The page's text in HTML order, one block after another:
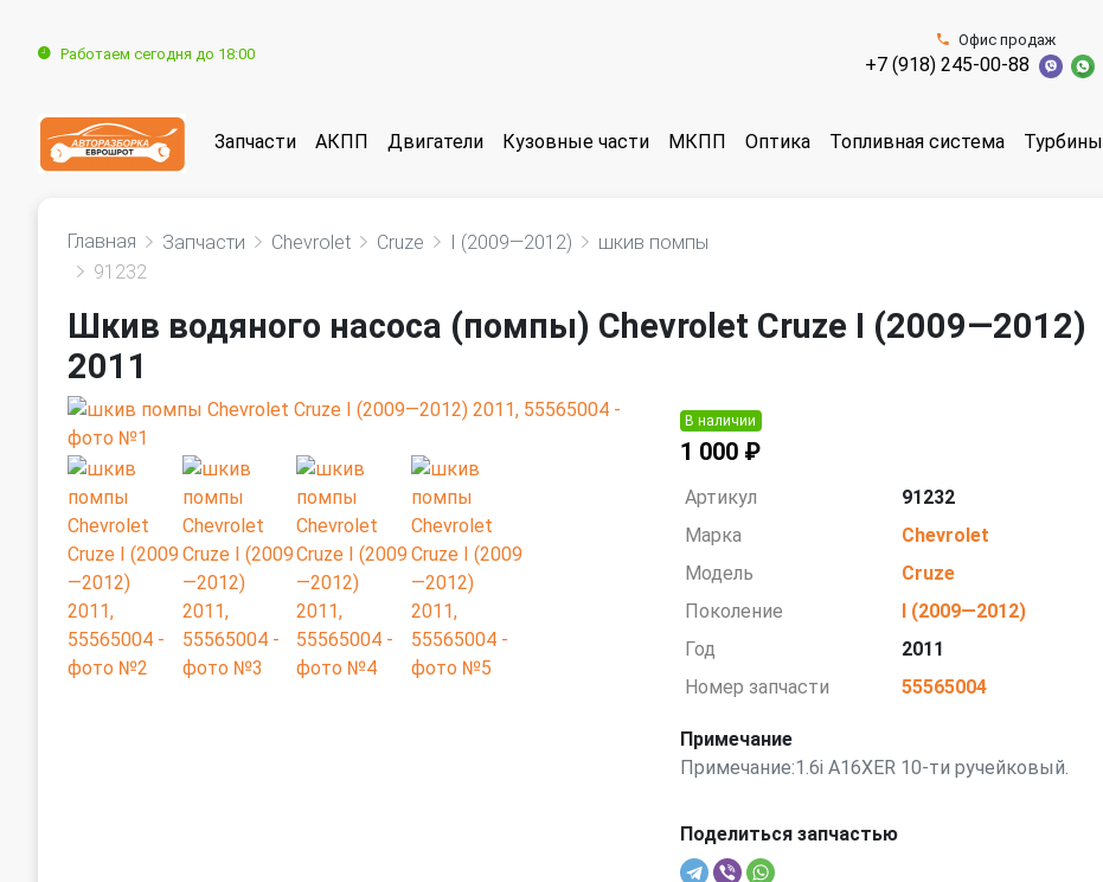
Работаем сегодня до 18:00
Офис продаж
+7 (918) 245-00-88
Запчасти АКПП Двигатели Кузовные части МКПП Оптика Топливная система Турбины
Главная Запчасти Chevrolet Cruze I (2009—2012)
шкив помпы
91232
Шкив водяного насоса (помпы) Chevrolet Cruze I (2009—2012)
2011
В наличии
1 000 ₽
Артикул
91232
Марка
Chevrolet
Модель
Cruze
Поколение
I (2009—2012)
Год
2011
Номер запчасти
55565004
Примечание
Примечание:1.6i A16XER 10-ти ручейковый.
Поделиться запчастью